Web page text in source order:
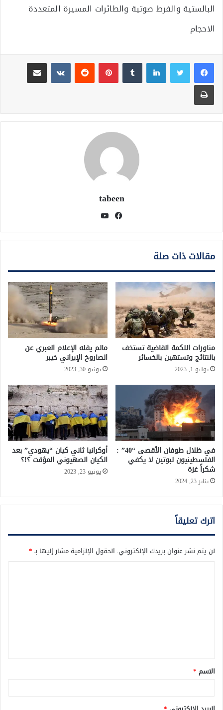
البالستية والفرط صوتية والطائرات المسيرة المتعددة
الاحجام
لينكدإن بينتيريست
مشاركة عبر البريد
طباعة
tabeen
فيسبوك
مقالات ذات صلة
مناورات اللكمة القاضية تستخف
بالنتائج وتستهين بالخسائر
يوليو 1, 2023
مالم يقله الإعلام العبري عن
الصاروخ الإيراني خيبر
يونيو 30, 2023
في ظلال طوفان الأقصى “40” :
الفلسطينيون لبوتين لا يكفي
شكراً غزة
يناير 23, 2024
أوكرانيا ثاني كيان “يهودي” بعد
الكيان الصهيوني المؤقت ؟!؟
يونيو 23, 2023
اترك تعليقاً
لن يتم نشر عنوان بريدك الإلكتروني. الحقول الإلزامية مشار إليها بـ*
ق
*
الاسم *